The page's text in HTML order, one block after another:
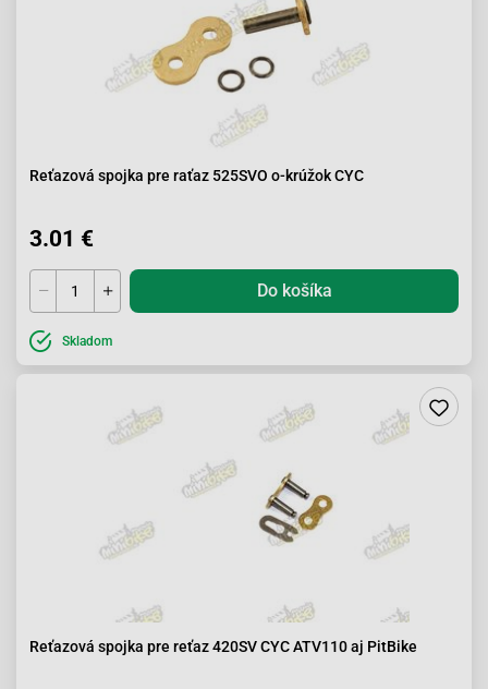
Reťazová spojka pre raťaz 525SVO o-krúžok CYC
3.01 €
Do košíka
Skladom
Reťazová spojka pre reťaz 420SV CYC ATV110 aj PitBike